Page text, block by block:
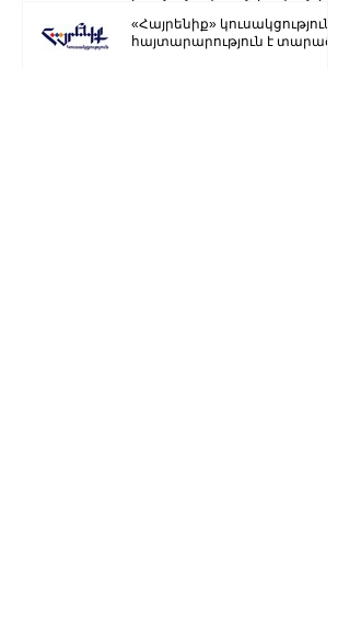
«Հայրենիք» կուսակցությունը
հայտարարություն է տարածել